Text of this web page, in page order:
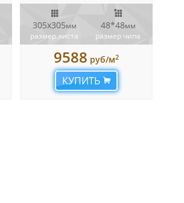
305x305мм
размер листа
48*48мм
размер чипа
9588 руб/м2
КУПИТЬ